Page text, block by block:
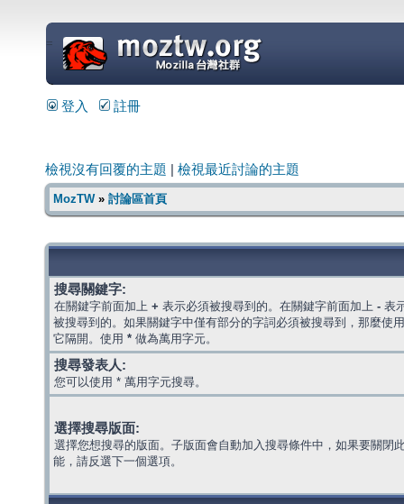
=
登入 註冊
檢視沒有回覆的主題 檢視最近討論的主題
MozTW» 討論區首頁
搜尋關鍵字:
在關鍵字前面加上 + 表示必須被搜尋到的。在關鍵字前面加上 - 表
被搜尋到的。如果關鍵字中僅有部分的字詞必須被搜尋到，那麼使
它隔開。使用 * 做為萬用字元。
搜尋發表人:
您可以使用 * 萬用字元搜尋。
選擇搜尋版面:
選擇您想搜尋的版面。子版面會自動加入搜尋條件中，如果要關閉
能，請反選下一個選項。